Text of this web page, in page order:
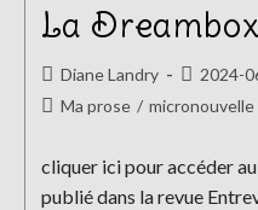
La Dreambox
Auteur/autrice
de
Diane Landry
publiée :
2024-
PostMa prose / micronouvelle
cliquer ici pour accéder
publié dans la revue